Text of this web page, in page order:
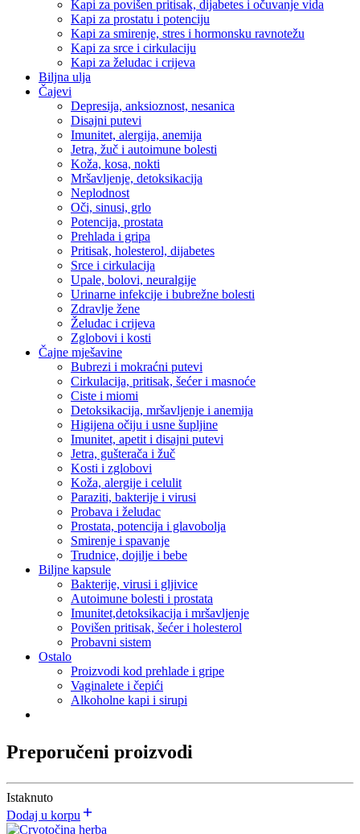
Kapi za povišen pritisak, dijabetes i očuvanje vida
Kapi za prostatu i potenciju
Kapi za smirenje, stres i hormonsku ravnotežu
Kapi za srce i cirkulaciju
Kapi za želudac i crijeva
Biljna ulja
Čajevi
Depresija, anksioznost, nesanica
Disajni putevi
Imunitet, alergija, anemija
Jetra, žuč i autoimune bolesti
Koža, kosa, nokti
Mršavljenje, detoksikacija
Neplodnost
Oči, sinusi, grlo
Potencija, prostata
Prehlada i gripa
Pritisak, holesterol, dijabetes
Srce i cirkulacija
Upale, bolovi, neuralgije
Urinarne infekcije i bubrežne bolesti
Zdravlje žene
Želudac i crijeva
Zglobovi i kosti
Čajne mješavine
Bubrezi i mokraćni putevi
Cirkulacija, pritisak, šećer i masnoće
Ciste i miomi
Detoksikacija, mršavljenje i anemija
Higijena očiju i usne šupljine
Imunitet, apetit i disajni putevi
Jetra, gušterača i žuč
Kosti i zglobovi
Koža, alergije i celulit
Paraziti, bakterije i virusi
Probava i želudac
Prostata, potencija i glavobolja
Smirenje i spavanje
Trudnice, dojilje i bebe
Biljne kapsule
Bakterije, virusi i gljivice
Autoimune bolesti i prostata
Imunitet,detoksikacija i mršavljenje
Povišen pritisak, šećer i holesterol
Probavni sistem
Ostalo
Proizvodi kod prehlade i gripe
Vaginalete i čepići
Alkoholne kapi i sirupi
Preporučeni proizvodi
Istaknuto
Dodaj u korpu